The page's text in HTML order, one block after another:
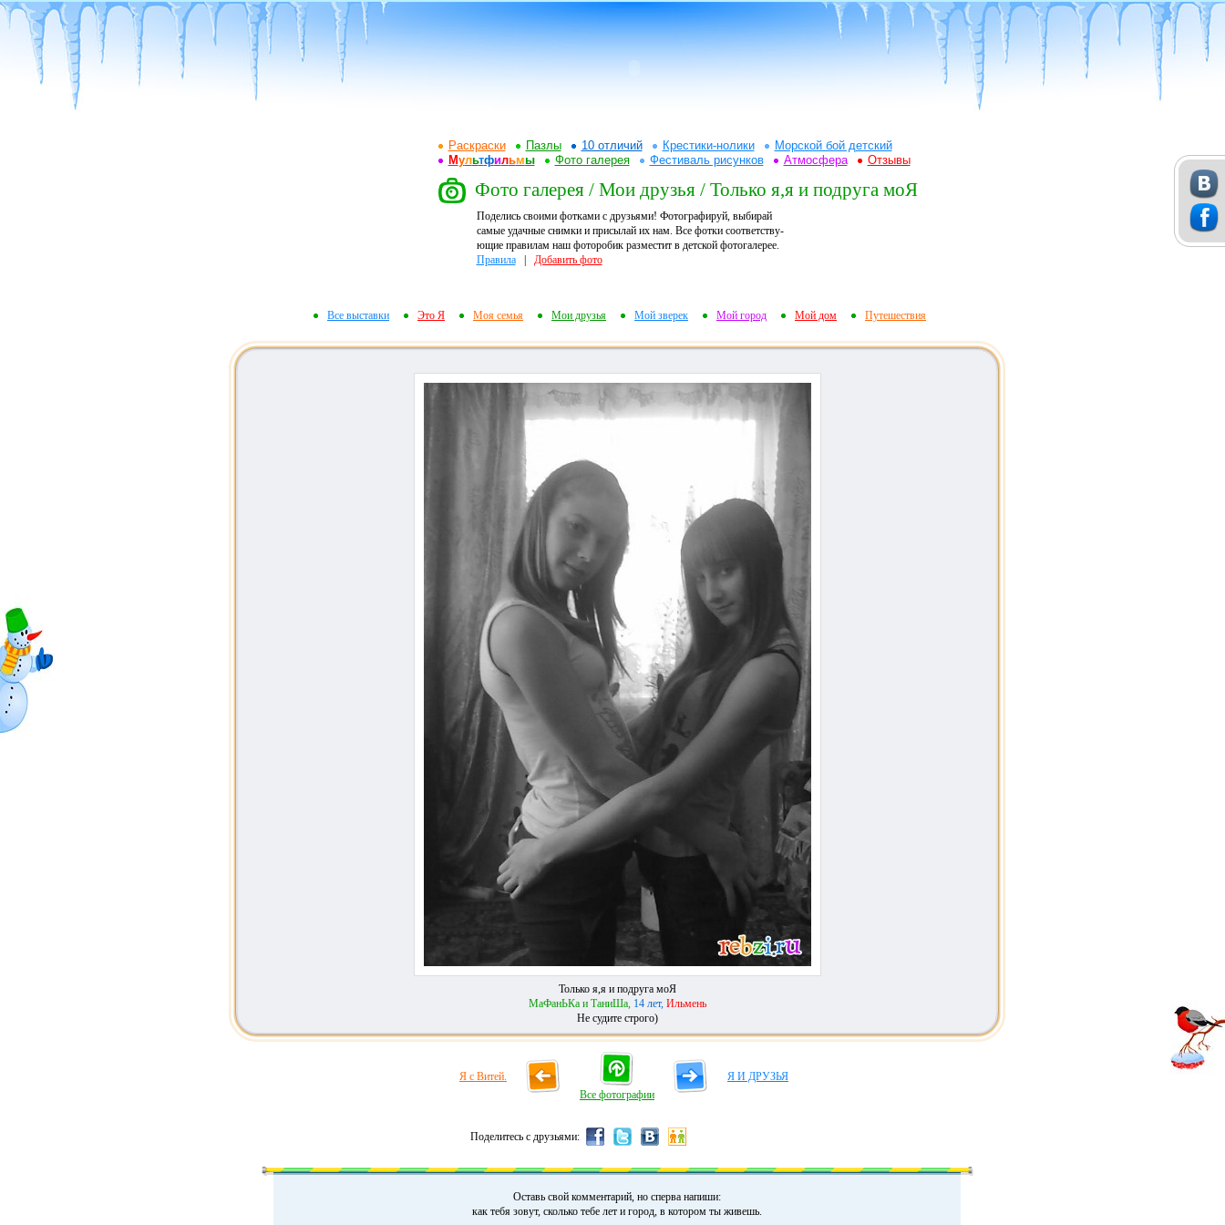
Раскраски Пазлы 10 отличий Крестики-нолики
Морской бой детский
Мультфильмы Фото галерея Фестиваль рисунков Атмосфера Отзывы
Фото галерея / Мои друзья / Только я,я и подруга моЯ
Поделись своими фотками с друзьями! Фотографируй, выбирай
самые удачные снимки и присылай их нам. Все фотки соответству-
ющие правилам наш фоторобик разместит в детской фотогалерее.
Правила| Добавить фото
Все выставки Это Я Моя семья Мои друзья Мой зверек Мой город Мой дом Путешествия
Только я,я и подруга моЯ
МаФанЬКа и ТаниШа, 14 лет, Ильмень
Не судите строго)
Я с Витей.
Все фотографии
Я И ДРУЗЬЯ
Поделитесь с друзьями:
Оставь свой комментарий, но сперва напиши:
как тебя зовут, сколько тебе лет и город, в котором ты живешь.